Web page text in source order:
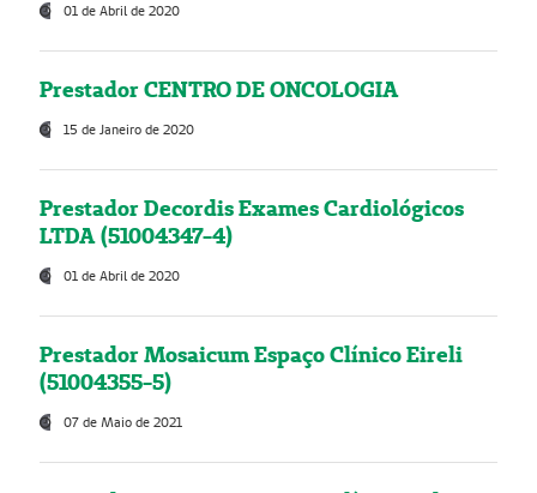
01 de Abril de 2020
Prestador CENTRO DE ONCOLOGIA
15 de Janeiro de 2020
Prestador Decordis Exames Cardiológicos
LTDA (51004347-4)
01 de Abril de 2020
Prestador Mosaicum Espaço Clínico Eireli
(51004355-5)
07 de Maio de 2021